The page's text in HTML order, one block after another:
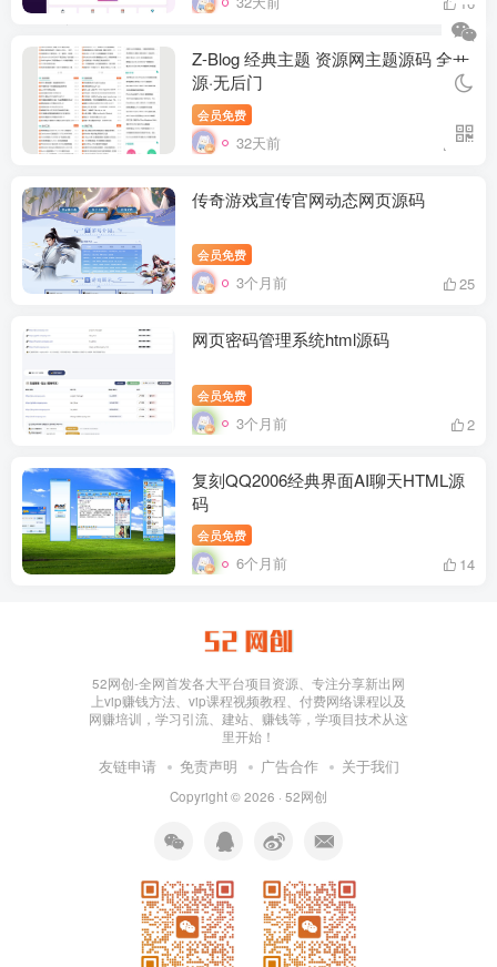
Z-Blog 经典主题 资源网主题源码 全开
源·无后门
会员免费
32天前 27
传奇游戏宣传官网动态网页源码
会员免费
3个月前 25
网页密码管理系统html源码
会员免费
3个月前 2
复刻QQ2006经典界面AI聊天HTML源
码
会员免费
6个月前 14
52网创-全网首发各大平台项目资源、专注分享新出网
上vip赚钱方法、vip课程视频教程、付费网络课程以及
网赚培训，学习引流、建站、赚钱等，学项目技术从这
里开始！
友链申请 免责声明 广告合作 关于我们
Copyright © 2026 · 52网创